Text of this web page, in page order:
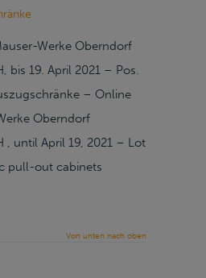
Werke Oberndorf
bis 19. April 2021 – Pos.
– Online
Oberndorf
, until April 19, 2021 – Lot
pull-out cabinets
Von unten nach oben